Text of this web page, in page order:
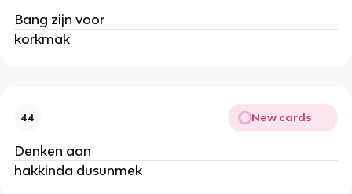
Bang zijn voor
korkmak
44 New cards
Denken aan
hakkinda dusunmek